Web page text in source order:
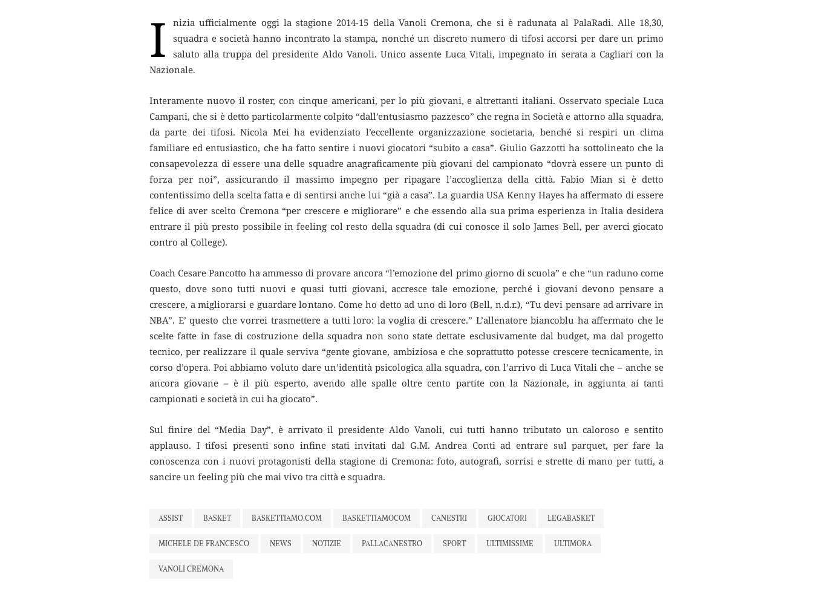
I nizia ufficialmente oggi la stagione 2014-15 della Vanoli Cremona, che si è radunata al PalaRadi. Alle 18,30,
squadra e società hanno incontrato la stampa, nonché un discreto numero di tifosi accorsi per dare un primo
saluto alla truppa del presidente Aldo Vanoli. Unico assente Luca Vitali, impegnato in serata a Cagliari con la
Nazionale.
Interamente nuovo il roster, con cinque americani, per lo più giovani, e altrettanti italiani. Osservato speciale Luca
Campani, che si è detto particolarmente colpito “dall’entusiasmo pazzesco” che regna in Società e attorno alla squadra,
da parte dei tifosi. Nicola Mei ha evidenziato l’eccellente organizzazione societaria, benché si respiri un clima
familiare ed entusiastico, che ha fatto sentire i nuovi giocatori “subito a casa”. Giulio Gazzotti ha sottolineato che la
consapevolezza di essere una delle squadre anagraficamente più giovani del campionato “dovrà essere un punto di
forza per noi”, assicurando il massimo impegno per ripagare l’accoglienza della città. Fabio Mian si è detto
contentissimo della scelta fatta e di sentirsi anche lui “già a casa”. La guardia USA Kenny Hayes ha affermato di essere
felice di aver scelto Cremona “per crescere e migliorare” e che essendo alla sua prima esperienza in Italia desidera
entrare il più presto possibile in feeling col resto della squadra (di cui conosce il solo James Bell, per averci giocato
contro al College).
Coach Cesare Pancotto ha ammesso di provare ancora “l’emozione del primo giorno di scuola” e che “un raduno come
questo, dove sono tutti nuovi e quasi tutti giovani, accresce tale emozione, perché i giovani devono pensare a
crescere, a migliorarsi e guardare lontano. Come ho detto ad uno di loro (Bell, n.d.r.), “Tu devi pensare ad arrivare in
NBA”. E’ questo che vorrei trasmettere a tutti loro: la voglia di crescere.” L’allenatore biancoblu ha affermato che le
scelte fatte in fase di costruzione della squadra non sono state dettate esclusivamente dal budget, ma dal progetto
tecnico, per realizzare il quale serviva “gente giovane, ambiziosa e che soprattutto potesse crescere tecnicamente, in
corso d’opera. Poi abbiamo voluto dare un’identità psicologica alla squadra, con l’arrivo di Luca Vitali che – anche se
ancora giovane – è il più esperto, avendo alle spalle oltre cento partite con la Nazionale, in aggiunta ai tanti
campionati e società in cui ha giocato”.
Sul finire del “Media Day”, è arrivato il presidente Aldo Vanoli, cui tutti hanno tributato un caloroso e sentito
applauso. I tifosi presenti sono infine stati invitati dal G.M. Andrea Conti ad entrare sul parquet, per fare la
conoscenza con i nuovi protagonisti della stagione di Cremona: foto, autografi, sorrisi e strette di mano per tutti, a
sancire un feeling più che mai vivo tra città e squadra.
ASSIST BASKET BASKETTIAMO.COM BASKETTIAMOCOM CANESTRI GIOCATORI LEGABASKET
MICHELE DE FRANCESCO NEWS NOTIZIE PALLACANESTRO SPORT ULTIMISSIME ULTIMORA
VANOLI CREMONA